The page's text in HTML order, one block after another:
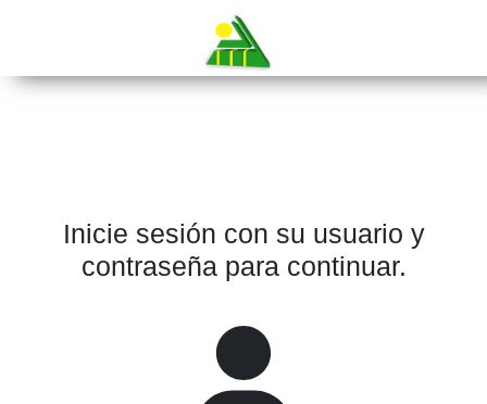
Inicie sesión con su usuario y
contraseña para continuar.